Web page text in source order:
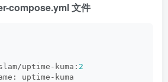
compose.yml 文件
uptime-kuma:
2
uptime-kuma